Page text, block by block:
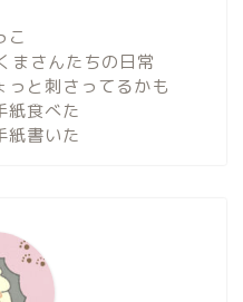
こ
まさんたちの日常
っと刺さってるかも
紙食べた
紙書いた